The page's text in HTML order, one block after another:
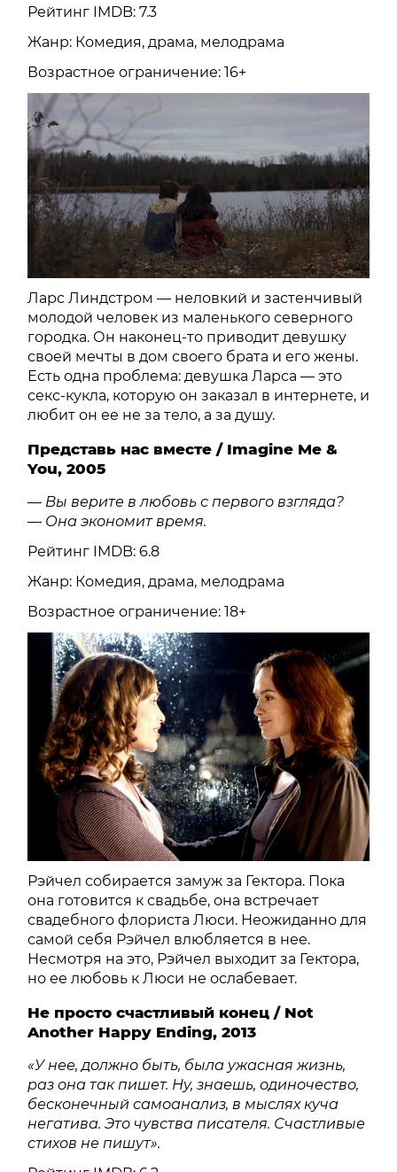
Рейтинг IMDB: 7.3
Жанр: Комедия, драма, мелодрама
Возрастное ограничение: 16+
Ларс Линдстром — неловкий и застенчивый
молодой человек из маленького северного
городка. Он наконец-то приводит девушку
своей мечты в дом своего брата и его жены.
Есть одна проблема: девушка Ларса — это
секс-кукла, которую он заказал в интернете, и
любит он ее не за тело, а за душу.
Представь нас вместе / Imagine Me &
You, 2005
— Вы верите в любовь с первого взгляда?
— Она экономит время.
Рейтинг IMDB: 6.8
Жанр: Комедия, драма, мелодрама
Возрастное ограничение: 18+
Рэйчел собирается замуж за Гектора. Пока
она готовится к свадьбе, она встречает
свадебного флориста Люси. Неожиданно для
самой себя Рэйчел влюбляется в нее.
Несмотря на это, Рэйчел выходит за Гектора,
но ее любовь к Люси не ослабевает.
Не просто счастливый конец / Not
Another Happy Ending, 2013
«У нее, должно быть, была ужасная жизнь,
раз она так пишет. Ну, знаешь, одиночество,
бесконечный самоанализ, в мыслях куча
негатива. Это чувства писателя. Счастливые
стихов не пишут».